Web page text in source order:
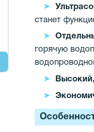
станет
горячую